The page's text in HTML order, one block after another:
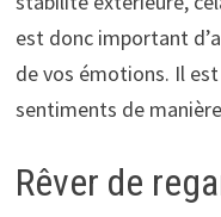
est donc important
de vos émotions. Il
sentiments de
Rêver de